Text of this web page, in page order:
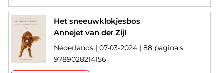
Het sneeuwklokjesbos
Annejet van der Zijl
Nederlands | 07-03-2024 | 88 pagina's
9789028214156